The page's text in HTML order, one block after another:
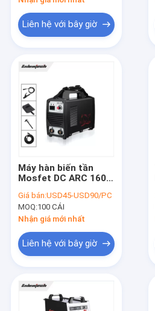
Sản phẩm
Về chúng tôi
Tham quan nhà máy
Kiểm soát chất lượng
Tin tức
Liên hệ với bây giờ
Máy hàn biến tần
Mosfet DC ARC 160
dòng
Giá bán:USD45-USD90/PC
MOQ:100 CÁI
Nhận giá mới nhất
Liên hệ với bây giờ